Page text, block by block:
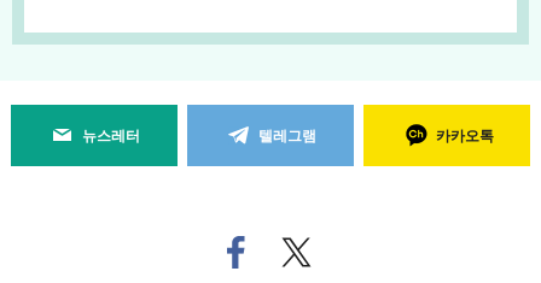
뉴스레터 텔레그램 카카오톡
페
이
트위
터로